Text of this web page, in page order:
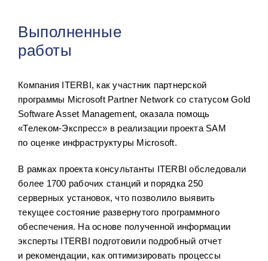
Выполненные
работы
Компания ITERBI, как участник партнерской
программы Microsoft Partner Network со статусом Gold
Software Asset Management, оказала помощь
«Телеком-Экспресс» в реализации проекта SAM
по оценке инфраструктуры Microsoft.
В рамках проекта консультанты ITERBI обследовали
более 1700 рабочих станций и порядка 250
серверных установок, что позволило выявить
текущее состояние развернутого программного
обеспечения. На основе полученной информации
эксперты ITERBI подготовили подробный отчет
и рекомендации, как оптимизировать процессы